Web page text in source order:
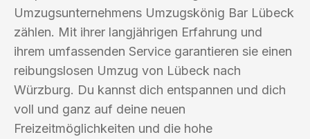
Umzugsunternehmens Umzugskönig Bar Lübeck
zählen. Mit ihrer langjährigen Erfahrung und
ihrem umfassenden Service garantieren sie einen
reibungslosen Umzug von Lübeck nach
Würzburg. Du kannst dich entspannen und dich
voll und ganz auf deine neuen
Freizeitmöglichkeiten und die hohe